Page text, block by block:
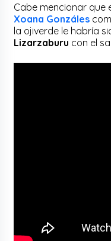
Cabe mencionar que
Xoana Gonzáles
la ojiverde le habría
Lizarzaburu con el